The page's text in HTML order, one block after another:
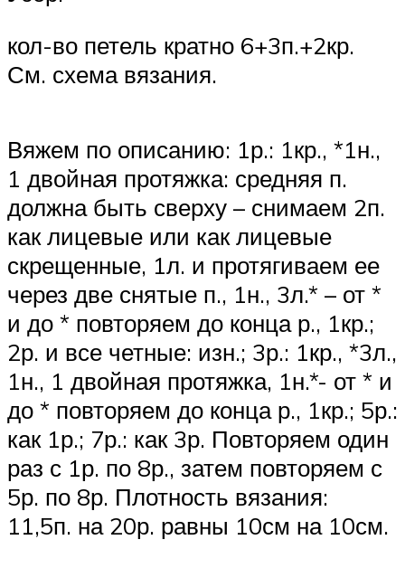
кол-во петель кратно 6+3п.+2кр.
См. схема вязания.
Вяжем по описанию: 1р.: 1кр., *1н.,
1 двойная протяжка: средняя п.
должна быть сверху – снимаем 2п.
как лицевые или как лицевые
скрещенные, 1л. и протягиваем ее
через две снятые п., 1н., 3л.* – от *
и до * повторяем до конца р., 1кр.;
2р. и все четные: изн.; 3р.: 1кр., *3л.,
1н., 1 двойная протяжка, 1н.*- от * и
до * повторяем до конца р., 1кр.; 5р.:
как 1р.; 7р.: как 3р. Повторяем один
раз с 1р. по 8р., затем повторяем с
5р. по 8р. Плотность вязания:
11,5п. на 20р. равны 10см на 10см.